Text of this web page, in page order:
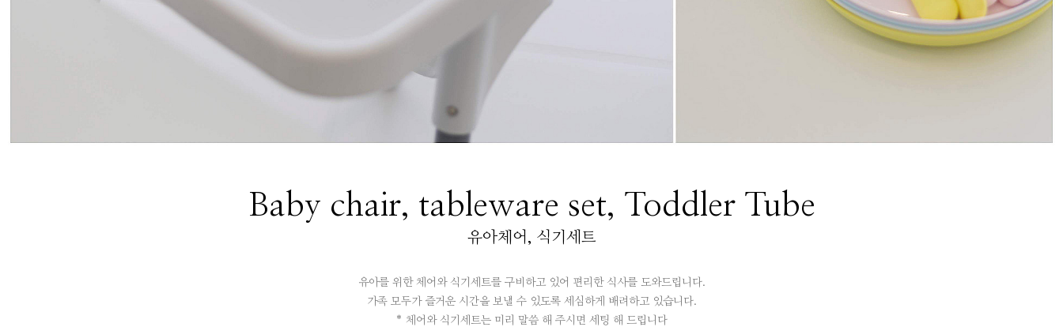
Baby chair, tableware set, Toddler Tube
유아체어, 식기세트
유아를 위한 체어와 식기세트를 구비하고 있어 편리한 식사를 도와드립니다.
가족 모두가 즐거운 시간을 보낼 수 있도록 세심하게 배려하고 있습니다.
* 체어와 식기세트는 미리 말씀 해 주시면 세팅 해 드립니다